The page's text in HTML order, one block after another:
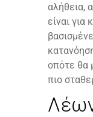
αλήθεια,
είναι για
οπότε θα
πιο